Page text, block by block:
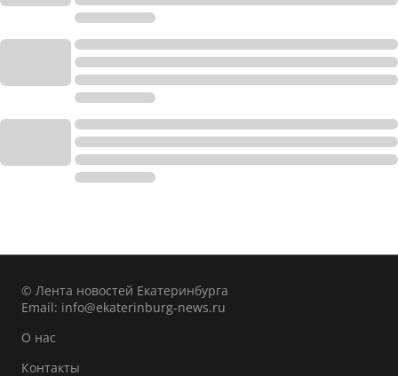
© Лента новостей Екатеринбурга
Email: info@ekaterinburg-news.ru
О нас
Контакты